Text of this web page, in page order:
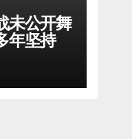
未公开舞
年坚持